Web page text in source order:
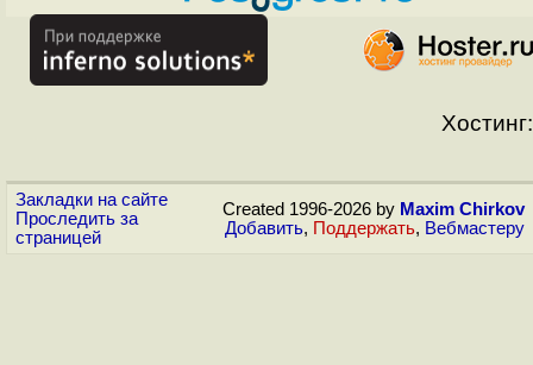
Хостинг:
Закладки на сайте
Проследить за
страницей
Created 1996-2026 by Maxim Chirkov
Добавить, Поддержать, Вебмастеру